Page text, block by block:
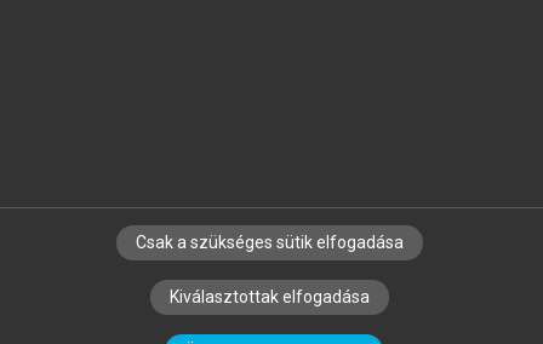
SZERZŐKNEK CÉGEKNEK KÖNYVTÁROSOKNAK
SZERKESZTÉSI ÉS LEKTORÁLÁSI ALAPELVEK
Csak a szükséges sütik elfogadása
Kiválasztottak elfogadása